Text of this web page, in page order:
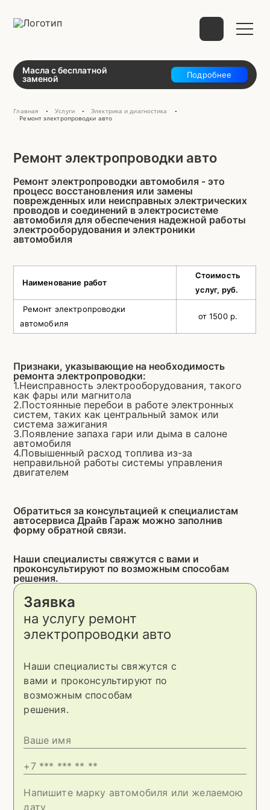
Масла с бесплатной
заменой
Подробнее
Главная • Услуги • Электрика и диагностика •
Ремонт электропроводки авто
Заявка
на услугу ремонт
электропроводки авто
Наши специалисты свяжутся с
вами и проконсультируют по
возможным способам
решения.
Ремонт электропроводки авто
Ремонт электропроводки автомобиля - это
процесс восстановления или замены
поврежденных или неисправных электрических
проводов и соединений в электросистеме
автомобиля для обеспечения надежной работы
электрооборудования и электроники
автомобиля
Наименование работ
Стоимость
услуг, руб.
Ремонт электропроводки
автомобиля
от 1500 р.
Признаки, указывающие на необходимость
ремонта электропроводки:
1.Неисправность электрооборудования, такого
как фары или магнитола
2.Постоянные перебои в работе электронных
систем, таких как центральный замок или
система зажигания
3.Появление запаха гари или дыма в салоне
автомобиля
4.Повышенный расход топлива из-за
неправильной работы системы управления
двигателем
Обратиться за консультацией к специалистам
автосервиса Драйв Гараж можно заполнив
форму обратной связи.
Наши специалисты свяжутся с вами и
проконсультируют по возможным способам
решения.
Выберите способ связи
WhatsApp VK Mail